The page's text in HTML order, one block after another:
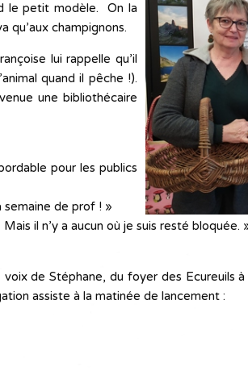
le petit modèle. On la
qu’aux champignons.
lui rappelle qu’il
quand il pêche !).
une bibliothécaire
pour les publics
semaine de prof ! »
il n’y a aucun où je suis resté bloquée.
de Stéphane, du foyer des Ecureuils
assiste à la matinée de lancement :